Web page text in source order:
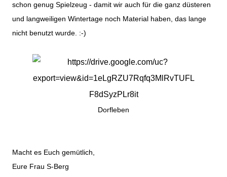
schon genug Spielzeug - damit wir auch für die ganz düsteren
und langweiligen Wintertage noch Material haben, das lange
nicht benutzt wurde. :-)
Dorfleben
Macht es Euch gemütlich,
Eure Frau S-Berg